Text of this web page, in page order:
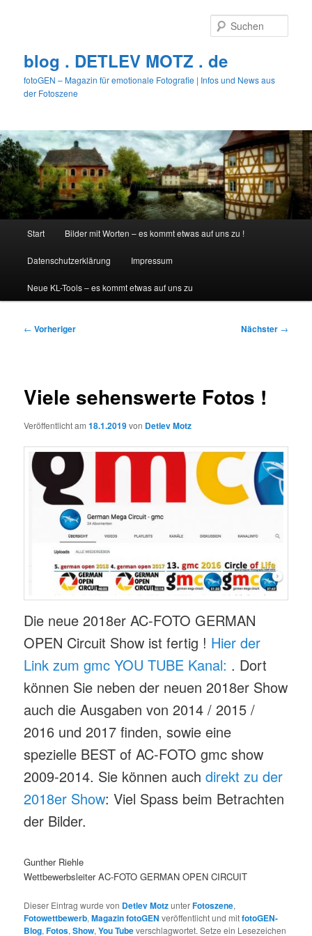
blog . DETLEV MOTZ . de
fotoGEN – Magazin für emotionale Fotografie | Infos und News aus
der Fotoszene
Start Bilder mit Worten – es kommt etwas auf uns zu !
Datenschutzerklärung Impressum
Neue KL-Tools – es kommt etwas auf uns zu
Beitragsnavigation
← Vorheriger Nächster →
Viele sehenswerte Fotos !
Veröffentlicht am18.1.2019von Detlev Motz
Die neue 2018er AC-FOTO GERMAN
OPEN Circuit Show ist fertig ! Hier der
Link zum gmc YOU TUBE Kanal: . Dort
können Sie neben der neuen 2018er Show
auch die Ausgaben von 2014 / 2015 /
2016 und 2017 finden, sowie eine
spezielle BEST of AC-FOTO gmc show
2009-2014. Sie können auchdirekt zu der
2018er Show: Viel Spass beim Betrachten
der Bilder.
Gunther Riehle
Wettbewerbsleiter AC-FOTO GERMAN OPEN CIRCUIT
Dieser Eintrag wurde von Detlev MotzunterFotoszene,
Fotowettbewerb,Magazin fotoGEN veröffentlicht und mitfotoGEN-
Blog,Fotos,Show,You Tubeverschlagwortet. Setze ein Lesezeichen